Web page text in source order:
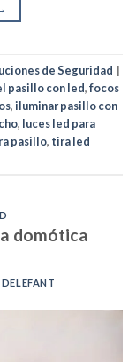
de Seguridad |
pasillo con led,focos
,iluminar pasillo con
, luces led para
pasillo, tira led
domótica
DELEFANT